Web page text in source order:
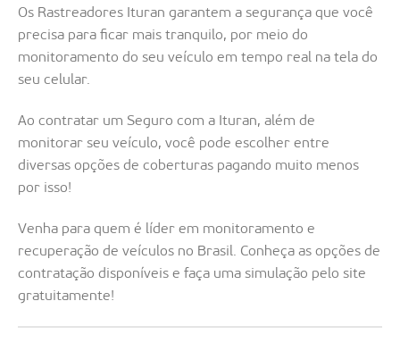
Os Rastreadores Ituran garantem a segurança que você
precisa para ficar mais tranquilo, por meio do
monitoramento do seu veículo em tempo real na tela do
seu celular.
Ao contratar um Seguro com a Ituran, além de
monitorar seu veículo, você pode escolher entre
diversas opções de coberturas pagando muito menos
por isso!
Venha para quem é líder em monitoramento e
recuperação de veículos no Brasil. Conheça as opções de
contratação disponíveis e faça uma simulação pelo site
gratuitamente!